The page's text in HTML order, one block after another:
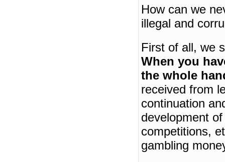
How can we
illegal and
First of all, we
When you
the whole
received from
continuation
development
competitions,
gambling